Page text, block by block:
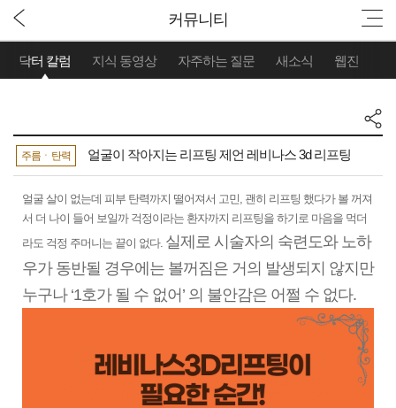
커뮤니티
닥터 칼럼 지식 동영상 자주하는 질문 새소식 웹진
주름ㆍ탄력 얼굴이 작아지는 리프팅 제언 레비나스 3d 리프팅
얼굴 살이 없는데 피부 탄력까지 떨어져서 고민, 괜히 리프팅 했다가 볼 꺼져
서 더 나이 들어 보일까 걱정이라는 환자까지 리프팅을 하기로 마음을 먹더
라도 걱정 주머니는 끝이 없다. 실제로 시술자의 숙련도와 노하
우가 동반될 경우에는 볼꺼짐은 거의 발생되지 않지만
누구나 ‘1호가 될 수 없어’ 의 불안감은 어쩔 수 없다.